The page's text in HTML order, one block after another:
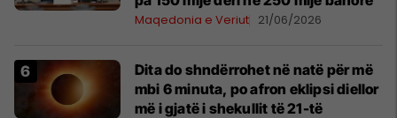
Maqedonia e Veriut 21/06/2026
Dita do shndërrohet në natë për më
mbi 6 minuta, po afron eklipsi diellor
më i gjatë i shekullit të 21-të